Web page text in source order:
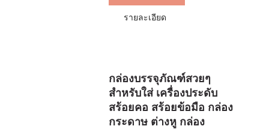
รายละเอียด
กล่องบรรจุภัณฑ์สวยๆ
สำหรับใส่ เครื่องประดับ
สร้อยคอ สร้อยข้อมือ กล่อง
กระดาษ ต่างหู กล่อง